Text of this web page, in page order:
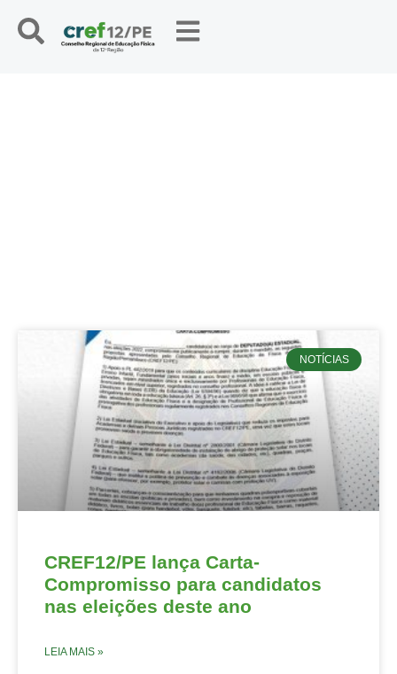
NOTÍCIAS
CREF12/PE lança Carta-
Compromisso para candidatos
nas eleições deste ano
LEIA MAIS »